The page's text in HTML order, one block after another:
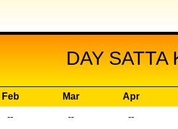
DAY
Feb Mar Apr
-- -- --